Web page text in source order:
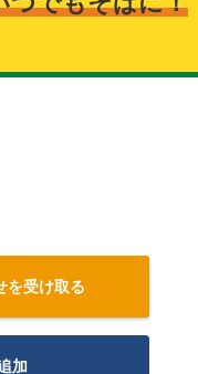
を受け取る
加